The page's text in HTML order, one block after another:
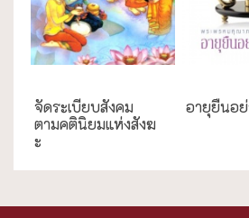
จัดระเบียบสังคม
ตามคตินิยมแห่งสังฆ
ะ
อายุยืนอ